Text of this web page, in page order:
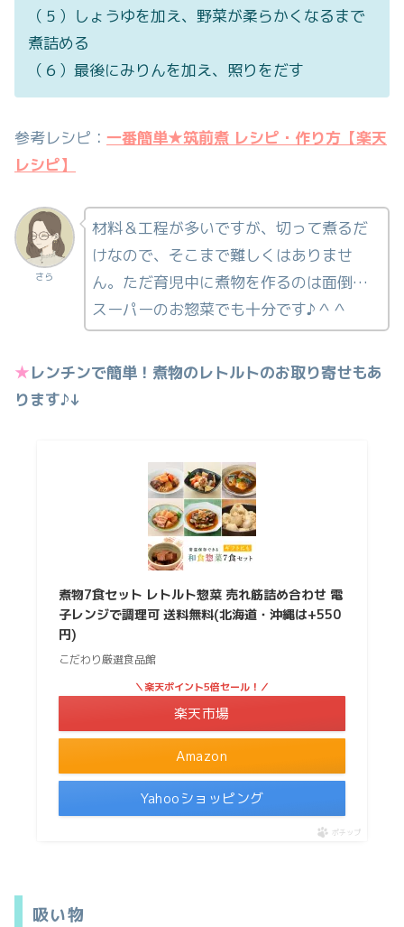
（５）しょうゆを加え、野菜が柔らかくなるまで
煮詰める
（６）最後にみりんを加え、照りをだす
参考レシピ： 一番簡単★筑前煮 レシピ・作り方【楽天
レシピ】
さら
材料＆工程が多いですが、切って煮るだ
けなので、そこまで難しくはありませ
ん。ただ育児中に煮物を作るのは面倒…
スーパーのお惣菜でも十分です♪＾＾
★レンチンで簡単！ 煮物のレトルトのお取り寄せもあ
ります♪↓
煮物7食セット レトルト惣菜 売れ筋詰め合わせ 電
子レンジで調理可 送料無料(北海道・沖縄は+550
円)
こだわり厳選食品館
Amazon
＼楽天ポイント5倍セール！／
楽天市場
Yahooショッピング
ポチップ
吸い物